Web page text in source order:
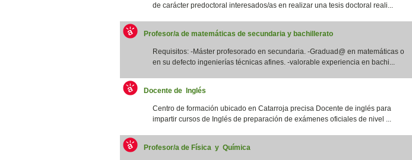
de carácter predoctoral interesados/as en realizar una tesis doctoral reali...
Profesor/a de matemáticas de secundaria y bachillerato
Requisitos: -Máster profesorado en secundaria. -Graduad@ en matemáticas o
en su defecto ingenierías técnicas afines. -valorable experiencia en bachi...
Docente de Inglés
Centro de formación ubicado en Catarroja precisa Docente de inglés para
impartir cursos de Inglés de preparación de exámenes oficiales de nivel ...
Profesor/a de Física y Química